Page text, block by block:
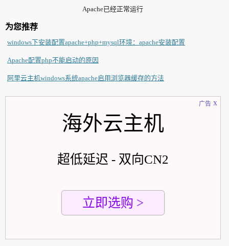
Apache已经正常运行
为您推荐
windows下安装配置apache+php+mysql环境：apache安装配置
Apache配置php不能启动的原因
阿里云主机windows系统apache启用浏览器缓存的方法
广告
海外云主机
超低延迟 - 双向CN2
立即选购 >
x